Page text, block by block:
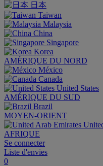
日本
Taiwan
Malaysia
China
Singapore
Korea
AMÉRIQUE DU NORD
México
Canada
United States
AMÉRIQUE DU SUD
Brazil
MOYEN-ORIENT
AFRIQUE
Se connecter
Liste d'envies
0